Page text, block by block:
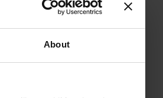
About